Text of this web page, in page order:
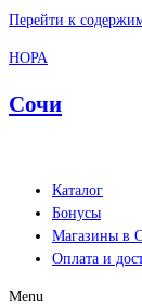
Перейти к
НОРА
Сочи
Каталог
Бонусы
Магазины в
Оплата и
Menu